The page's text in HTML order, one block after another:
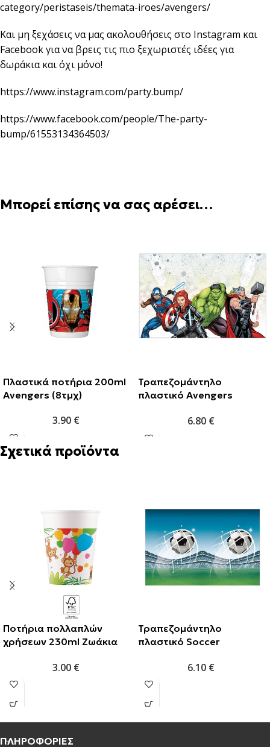
category/peristaseis/themata-iroes/avengers/
Και μη ξεχάσεις να μας ακολουθήσεις στο Instagram και
Facebook για να βρεις τις πιο ξεχωριστές ιδέες για
δωράκια και όχι μόνο!
https://www.instagram.com/party.bump/
https://www.facebook.com/people/The-party-
bump/61553134364503/
Μπορεί επίσης να σας αρέσει…
Πλαστικά ποτήρια 200ml
Avengers (8τμχ)
3.90 €
Τραπεζομάντηλο
πλαστικό Avengers
6.80 €
Σχετικά προϊόντα
Ποτήρια πολλαπλών
χρήσεων 230ml Ζωάκια
3.00 €
Τραπεζομάντηλο
πλαστικό Soccer
6.10 €
ΠΛΗΡΟΦΟΡΙΕΣ